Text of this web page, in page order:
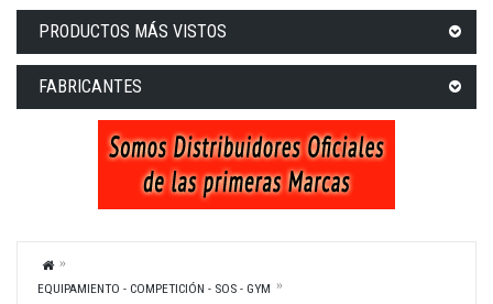
PRODUCTOS MÁS VISTOS
FABRICANTES
EQUIPAMIENTO - COMPETICIÓN - SOS - GYM